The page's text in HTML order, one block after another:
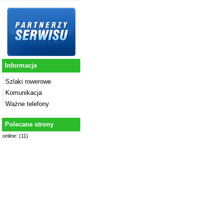
Informacje
Szlaki rowerowe
Komunikacja
Ważne telefony
Polecane strony
online: (11)